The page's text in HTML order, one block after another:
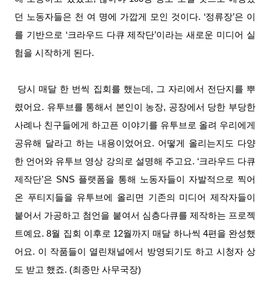
던 노동자들은 천 여 명에 가깝게 모인 것이다. ‘정류장’은 이
를 기반으로 ‘크라우드 다큐 제작단’이라는 새로운 미디어 실
험을 시작하게 된다.
당시 매달 한 번씩 집회를 했는데, 그 자리에서 전단지를 뿌
렸어요. 유투브를 통해서 본인이 농장, 공장에서 당한 부당한
사례나 친구들에게 하고픈 이야기를 유투브로 올려 우리에게
공유해 달라고 하는 내용이었어요. 어떻게 올리는지도 다양
한 언어와 유투브 영상 강의로 설명해 주고요. ‘크라우드 다큐
제작단’은 SNS 플랫폼을 통해 노동자들이 자발적으로 찍어
온 푸티지들을 유투브에 올리면 기존의 미디어 제작자들이
붙어서 가공하고 첨언을 붙여서 심층다큐를 제작하는 프로젝
트예요. 8월 집회 이후로 12월까지 매달 하나씩 4편을 완성했
어요. 이 작품들이 열린채널에서 방영되기도 하고 시청자 상
도 받고 했죠. (최종만 사무국장)